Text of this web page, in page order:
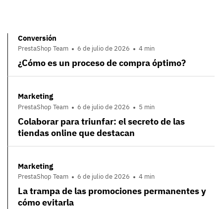
Conversión
PrestaShop Team 6 de julio de 2026 4 min
¿Cómo es un proceso de compra óptimo?
Marketing
PrestaShop Team 6 de julio de 2026 5 min
Colaborar para triunfar: el secreto de las
tiendas online que destacan
Marketing
PrestaShop Team 6 de julio de 2026 4 min
La trampa de las promociones permanentes y
cómo evitarla